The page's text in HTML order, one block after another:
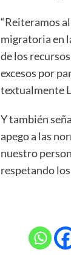
“Reiteramos
migratoria en
de los
excesos por
textualmente
Y también
apego a las
nuestro
respetando